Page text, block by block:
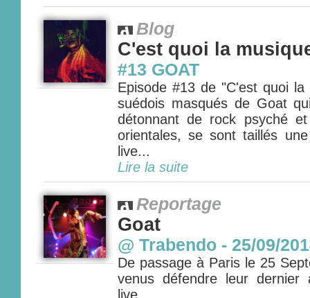
Blog
C'est quoi la
#13 GOAT
Episode #13 de "C'est quoi
suédois masqués de Goat
détonnant de rock psyché
orientales, se sont taillés
live...
Lire la suite
Reportage
Goat
@ Trabendo - 25/09/
De passage à Paris le 25
venus défendre leur dernier
live...